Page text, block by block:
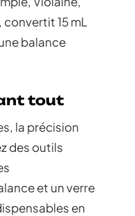
15 mL
balance
tout
la précision
des outils
et un verre
en